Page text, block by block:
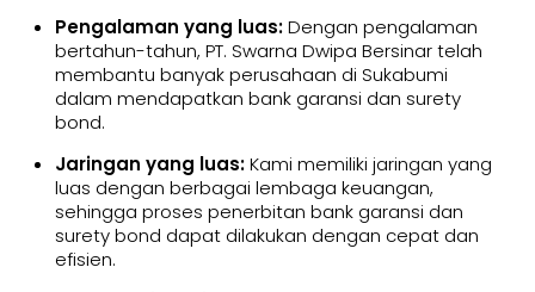
Pengalaman yang luas:Dengan pengalaman
bertahun-tahun, PT. Swarna Dwipa Bersinar telah
membantu banyak perusahaan di Sukabumi
dalam mendapatkan bank garansi dan surety
bond.
Jaringan yang luas:Kami memiliki jaringan yang
luas dengan berbagai lembaga keuangan,
sehingga proses penerbitan bank garansi dan
surety bond dapat dilakukan dengan cepat dan
efisien.